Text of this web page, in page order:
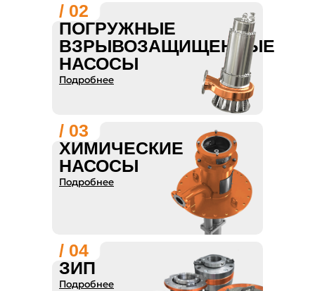
/ 02
ПОГРУЖНЫЕ
ВЗРЫВОЗАЩИЩЕННЫЕ
НАСОСЫ
Подробнее
/ 03
ХИМИЧЕСКИЕ
НАСОСЫ
Подробнее
/ 04
ЗИП
Подробнее